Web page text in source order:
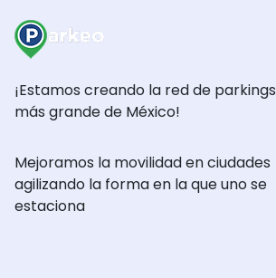
¡Estamos creando la red de parkings
más grande de México!
Mejoramos la movilidad en ciudades
agilizando la forma en la que uno se
estaciona